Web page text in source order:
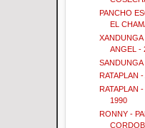
PANCHO
EL
ANGEL -
SANDUNGA
RATAPLAN
RATAPLAN
1990
RONNY -